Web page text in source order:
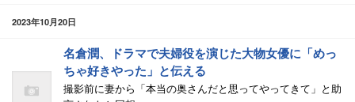
2023年10月20日
名倉潤、ドラマで夫婦役を演じた大物女優に「めっ
ちゃ好きやった」と伝える
撮影前に妻から「本当の奥さんだと思ってやってきて」と助